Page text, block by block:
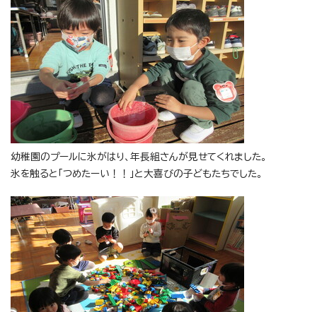
幼稚園のプールに氷がはり、年長組さんが見せてくれました。
氷を触ると「つめたーい！！」と大喜びの子どもたちでした。